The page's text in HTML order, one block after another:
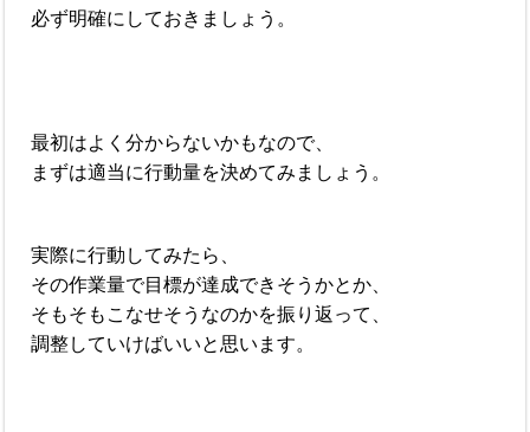
必ず明確にしておきましょう。
最初はよく分からないかもなので、
まずは適当に行動量を決めてみましょう。
実際に行動してみたら、
その作業量で目標が達成できそうかとか、
そもそもこなせそうなのかを振り返って、
調整していけばいいと思います。